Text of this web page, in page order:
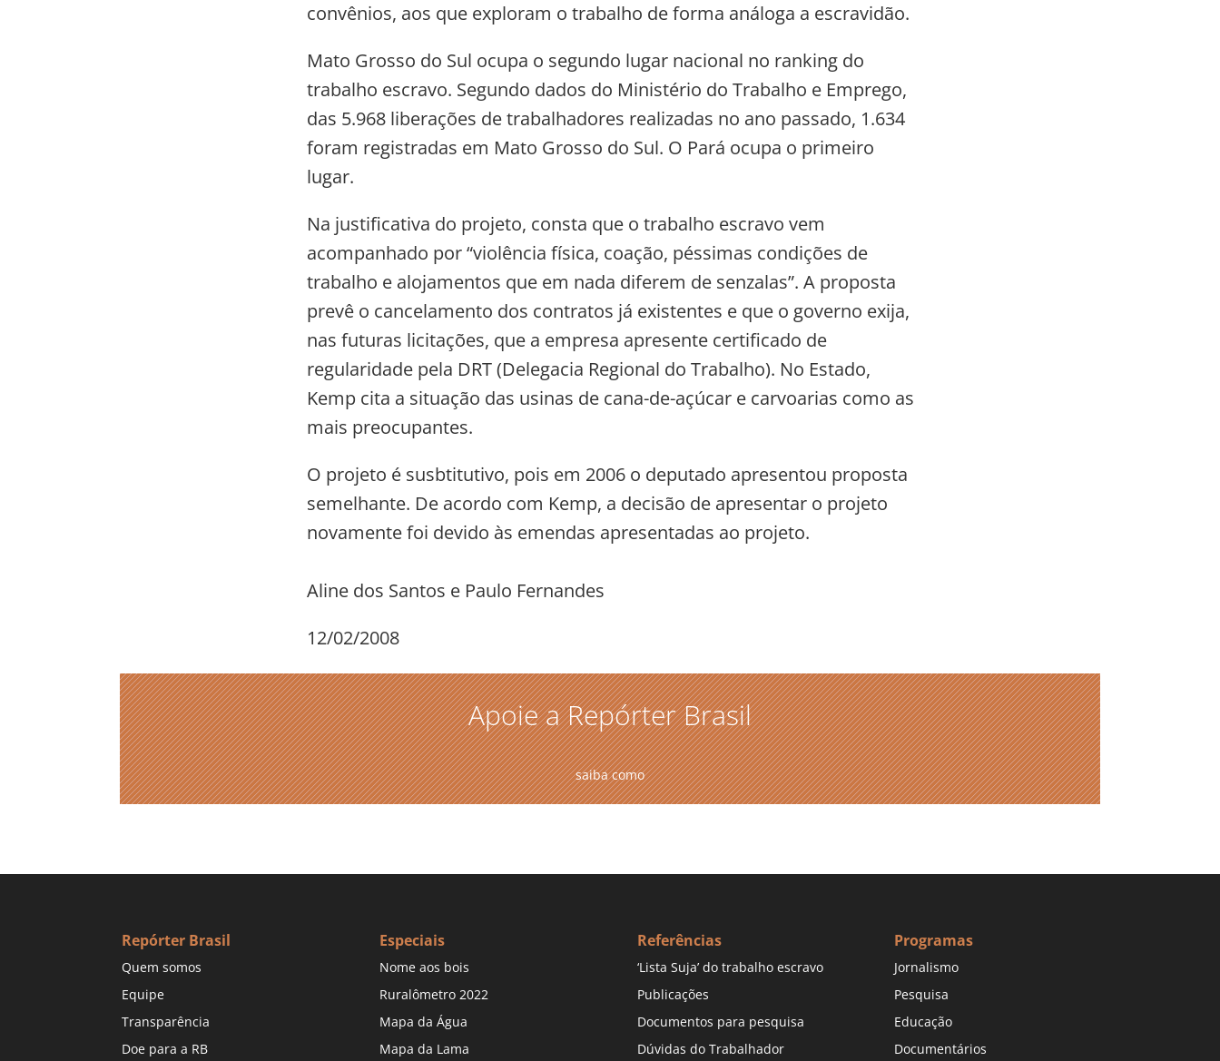
convênios, aos que exploram o trabalho de forma análoga a escravidão.
Mato Grosso do Sul ocupa o segundo lugar nacional no ranking do
trabalho escravo. Segundo dados do Ministério do Trabalho e Emprego,
das 5.968 liberações de trabalhadores realizadas no ano passado, 1.634
foram registradas em Mato Grosso do Sul. O Pará ocupa o primeiro
lugar.
Na justificativa do projeto, consta que o trabalho escravo vem
acompanhado por “violência física, coação, péssimas condições de
trabalho e alojamentos que em nada diferem de senzalas”. A proposta
prevê o cancelamento dos contratos já existentes e que o governo exija,
nas futuras licitações, que a empresa apresente certificado de
regularidade pela DRT (Delegacia Regional do Trabalho). No Estado,
Kemp cita a situação das usinas de cana-de-açúcar e carvoarias como as
mais preocupantes.
O projeto é susbtitutivo, pois em 2006 o deputado apresentou proposta
semelhante. De acordo com Kemp, a decisão de apresentar o projeto
novamente foi devido às emendas apresentadas ao projeto.
Aline dos Santos e Paulo Fernandes
12/02/2008
Apoie a Repórter Brasil
saiba como
Repórter Brasil
Quem somos
Equipe
Transparência
Doe para a RB
Especiais
Nome aos bois
Ruralômetro 2022
Mapa da Água
Mapa da Lama
Referências
‘Lista Suja’ do trabalho escravo
Publicações
Documentos para pesquisa
Dúvidas do Trabalhador
Programas
Jornalismo
Pesquisa
Educação
Documentários